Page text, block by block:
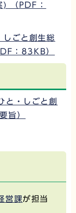
) （PDF：
ごと創生総
：83KB）
と・しごと創
旨）
営課が担当